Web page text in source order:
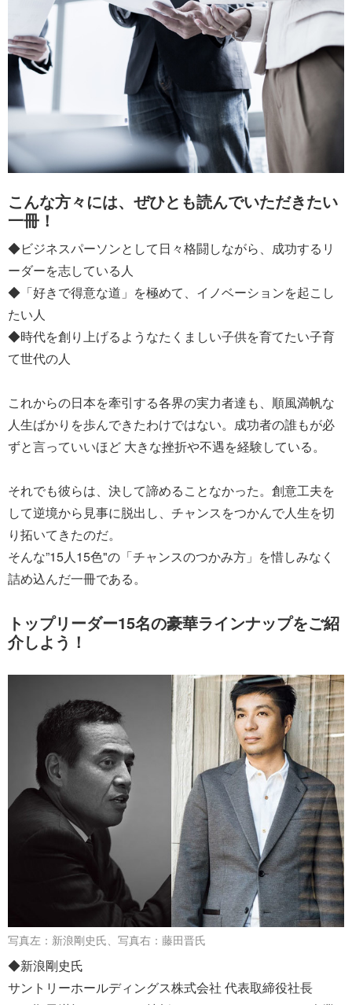
こんな方々には、ぜひとも読んでいただきたい
一冊！
◆ビジネスパーソンとして日々格闘しながら、成功するリ
ーダーを志している人
◆「好きで得意な道」を極めて、イノベーションを起こし
たい人
◆時代を創り上げるようなたくましい子供を育てたい子育
て世代の人
これからの日本を牽引する各界の実力者達も、順風満帆な
人生ばかりを歩んできたわけではない。成功者の誰もが必
ずと言っていいほど 大きな挫折や不遇を経験している。
それでも彼らは、決して諦めることなかった。創意工夫を
して逆境から見事に脱出し、チャンスをつかんで人生を切
り拓いてきたのだ。
そんな”15人15色"の「チャンスのつかみ方」を惜しみなく
詰め込んだ一冊である。
トップリーダー15名の豪華ラインナップをご紹
介しよう！
写真左：新浪剛史氏、写真右：藤田晋氏
◆新浪剛史氏
サントリーホールディングス株式会社 代表取締役社長